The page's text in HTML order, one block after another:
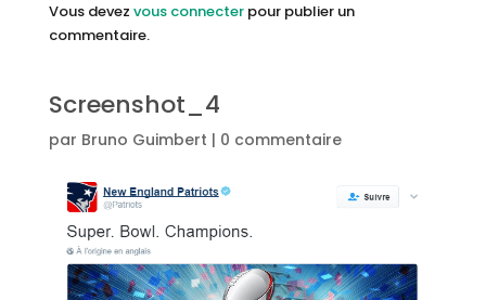
Vous devez vous connecterpour publier un
commentaire.
Screenshot_4
par Bruno Guimbert | 0 commentaire